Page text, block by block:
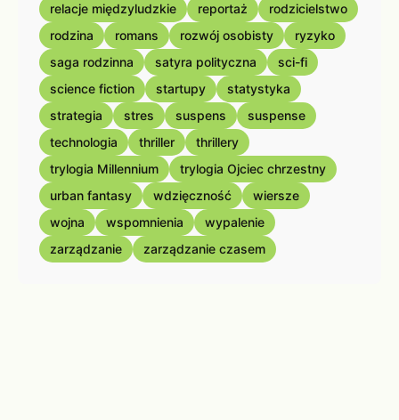
relacje międzyludzkie
reportaż
rodzicielstwo
rodzina
romans rozwój osobisty
ryzyko
saga rodzinna
satyra polityczna
sci-fi
science fiction
startupy
statystyka
strategia
stres suspens
suspense
technologia
thriller
thrillery
trylogia Millennium
trylogia Ojciec chrzestny
urban fantasy
wdzięczność
wiersze
wojna
wspomnienia
wypalenie
zarządzanie
zarządzanie czasem